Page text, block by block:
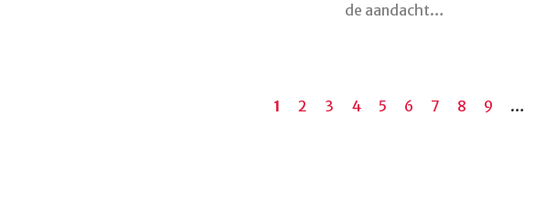
de aandacht…
Huidige
1 Pagina
2 Pagina
3 Pagina
4 Pagina
5 Pagina
6 Pagina
7 Pagina
8 Pagina
9 …